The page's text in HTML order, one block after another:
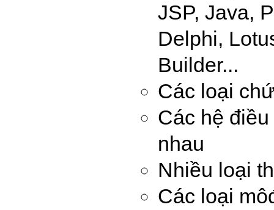
JSP, Java,
Delphi,
Builder...
Các loại
Các hệ
nhau
Nhiều loại
Các loại